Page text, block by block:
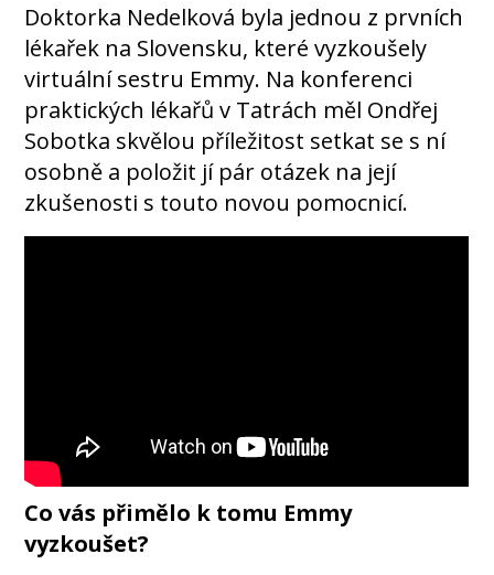
Doktorka Nedelková byla jednou z prvních
lékařek na Slovensku, které vyzkoušely
virtuální sestru Emmy. Na konferenci
praktických lékařů v Tatrách měl Ondřej
Sobotka skvělou příležitost setkat se s ní
osobně a položit jí pár otázek na její
zkušenosti s touto novou pomocnicí.
Co vás přimělo k tomu Emmy
vyzkoušet?